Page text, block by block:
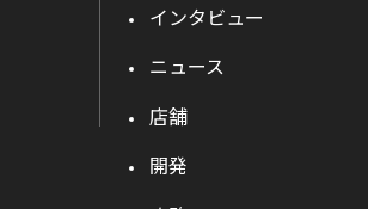
インタビュー
ニュース
店舗
開発